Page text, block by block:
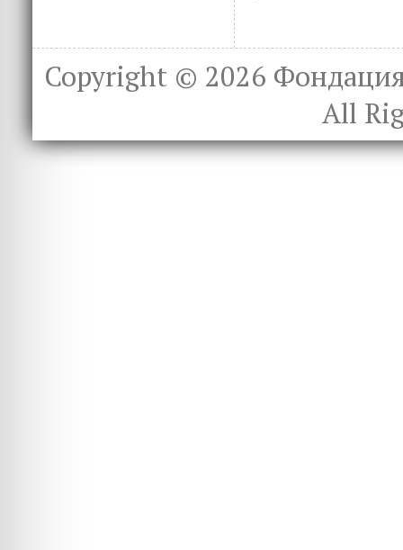
Copyright © 2026
All